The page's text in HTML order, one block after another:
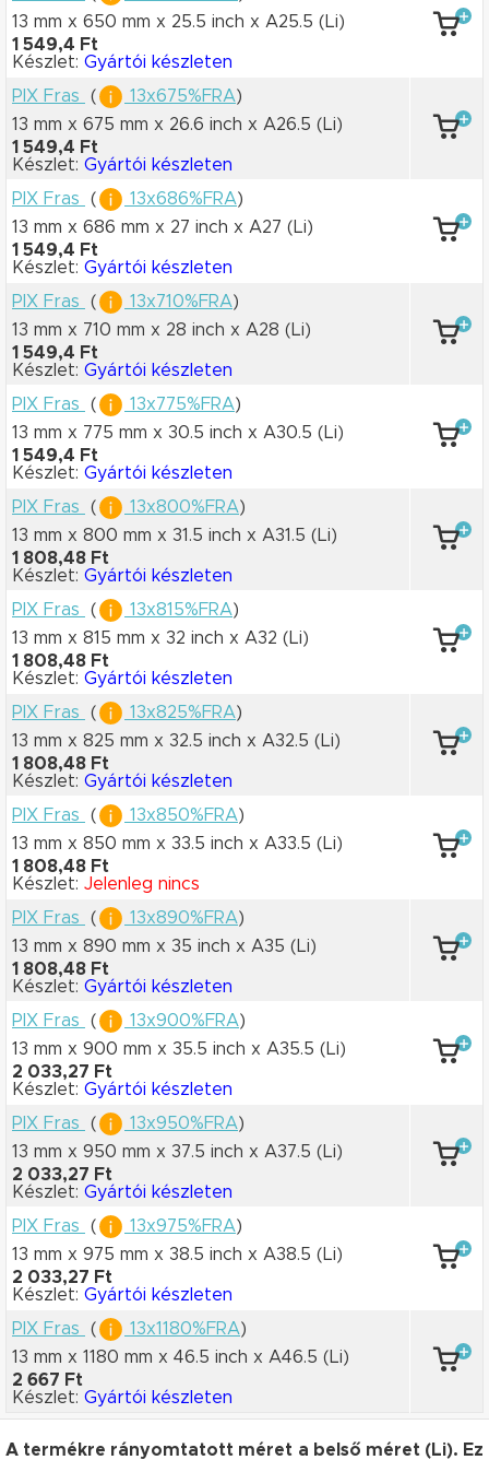
13 mm x 650 mm x 25.5 inch x A25.5 (Li)
1 549,4 Ft
Készlet: Gyártói készleten
PIX Fras
( 13x675%FRA)
13 mm x 675 mm x 26.6 inch x A26.5 (Li)
1 549,4 Ft
Készlet: Gyártói készleten
PIX Fras
( 13x686%FRA)
13 mm x 686 mm x 27 inch x A27 (Li)
1 549,4 Ft
Készlet: Gyártói készleten
PIX Fras
( 13x710%FRA)
13 mm x 710 mm x 28 inch x A28 (Li)
1 549,4 Ft
Készlet: Gyártói készleten
PIX Fras
( 13x775%FRA)
13 mm x 775 mm x 30.5 inch x A30.5 (Li)
1 549,4 Ft
Készlet: Gyártói készleten
PIX Fras
( 13x800%FRA)
13 mm x 800 mm x 31.5 inch x A31.5 (Li)
1 808,48 Ft
Készlet: Gyártói készleten
PIX Fras
( 13x815%FRA)
13 mm x 815 mm x 32 inch x A32 (Li)
1 808,48 Ft
Készlet: Gyártói készleten
PIX Fras
( 13x825%FRA)
13 mm x 825 mm x 32.5 inch x A32.5 (Li)
1 808,48 Ft
Készlet: Gyártói készleten
PIX Fras
( 13x850%FRA)
13 mm x 850 mm x 33.5 inch x A33.5 (Li)
1 808,48 Ft
Készlet: Jelenleg nincs
PIX Fras
( 13x890%FRA)
13 mm x 890 mm x 35 inch x A35 (Li)
1 808,48 Ft
Készlet: Gyártói készleten
PIX Fras
( 13x900%FRA)
13 mm x 900 mm x 35.5 inch x A35.5 (Li)
2 033,27 Ft
Készlet: Gyártói készleten
PIX Fras
( 13x950%FRA)
13 mm x 950 mm x 37.5 inch x A37.5 (Li)
2 033,27 Ft
Készlet: Gyártói készleten
PIX Fras
( 13x975%FRA)
13 mm x 975 mm x 38.5 inch x A38.5 (Li)
2 033,27 Ft
Készlet: Gyártói készleten
PIX Fras
( 13x1180%FRA)
13 mm x 1180 mm x 46.5 inch x A46.5 (Li)
2 667 Ft
Készlet: Gyártói készleten
A termékre rányomtatott méret a belső méret (Li). Ez